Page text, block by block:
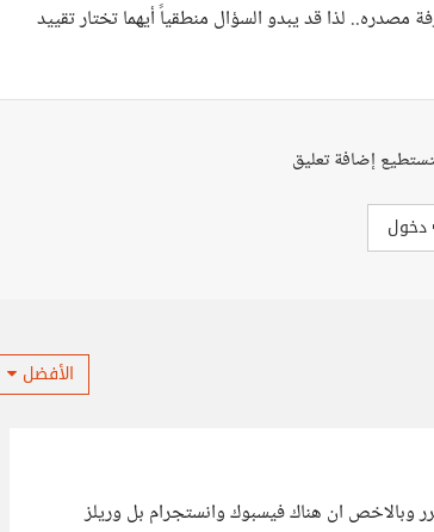
لذا قد يبدو السؤال منطقياً أيهما تختار تقييد
إضافة تعليق
دخول
الأفضل
وبالاخص ان هناك فيسبوك وانستجرام بل وريلز